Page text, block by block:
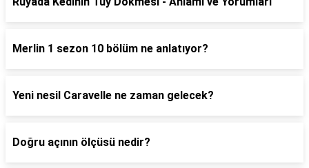
Merlin 1 sezon 10 bölüm ne anlatıyor?
Yeni nesil Caravelle ne zaman gelecek?
Doğru açının ölçüsü nedir?